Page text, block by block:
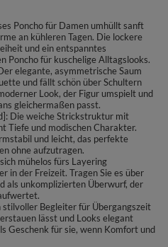
Poncho für Damen umhüllt sanft
an kühleren Tagen. Die lockere
und ein entspanntes
Poncho für kuschelige Alltagslooks.
elegante, asymmetrische Saum
und fällt schön über Schultern
Look, der Figur umspielt und
gleichermaßen passt.
Die weiche Strickstruktur mit
Tiefe und modischen Charakter.
und leicht, das perfekte
ohne aufzutragen.
mühelos fürs Layering
in der Freizeit. Tragen Sie es über
als unkomplizierten Überwurf, der
stilvoller Begleiter für Übergangszeit
lässt und Looks elegant
Geschenk für sie, wenn Komfort und